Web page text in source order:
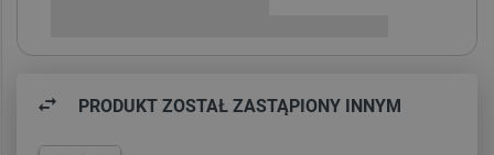
PRODUKT ZOSTAŁ ZASTĄPIONY INNYM